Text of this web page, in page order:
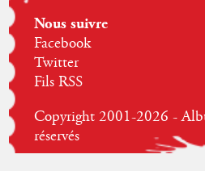
Nous suivre
Facebook
Twitter
Fils RSS
Copyright 2001-2026 -
réservés